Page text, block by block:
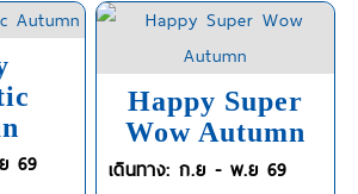
69
Happy Super
Wow Autumn
เดินทาง: ก.ย - พ.ย 69